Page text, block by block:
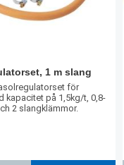
1 m slang
för
kapacitet på 1,5kg/t, 0,8-
2 slangklämmor.